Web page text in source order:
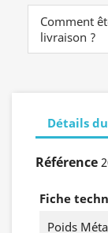
Comment
livraison ?
Détails
Référence
Fiche
Poids